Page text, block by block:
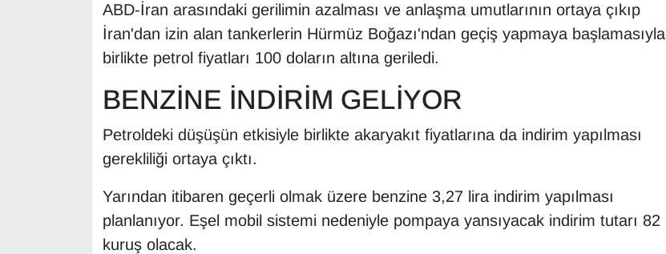
ABD-İran arasındaki gerilimin azalması ve anlaşma umutlarının ortaya çıkıp
İran'dan izin alan tankerlerin Hürmüz Boğazı'ndan geçiş yapmaya başlamasıyla
birlikte petrol fiyatları 100 doların altına geriledi.
BENZİNE İNDİRİM GELİYOR
Petroldeki düşüşün etkisiyle birlikte akaryakıt fiyatlarına da indirim yapılması
gerekliliği ortaya çıktı.
Yarından itibaren geçerli olmak üzere benzine 3,27 lira indirim yapılması
planlanıyor. Eşel mobil sistemi nedeniyle pompaya yansıyacak indirim tutarı 82
kuruş olacak.
HABERDE İNSAN
Kamu Alımları
Kültür & Sanat